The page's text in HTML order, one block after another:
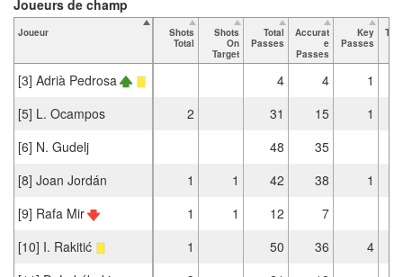
Joueur
Shots
Total
Shots
On
Target
Total
Passes
Accurat
e
Passes
Key
Passes
[3] Adrià Pedrosa 4 4
1
[5] L. Ocampos
2 31 15
1
[6] N. Gudelj
48
35
[8] Joan Jordán
1 1 42 38
1
[9] Rafa Mir
1 1 12
7
[10] I. Rakitić
1 50 36
4
Joueurs de champ